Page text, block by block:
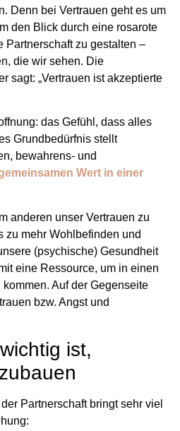
Denn bei Vertrauen geht es um
den Blick durch eine rosarote
Partnerschaft zu gestalten –
die wir sehen. Die
sagt: „Vertrauen ist akzeptierte
das Gefühl, dass alles
Grundbedürfnis stellt
bewahrens- und
Wert in einer
anderen unser Vertrauen zu
zu mehr Wohlbefinden und
(psychische) Gesundheit
eine Ressource, um in einen
Auf der Gegenseite
bzw. Angst und
ist,
Partnerschaft bringt sehr viel